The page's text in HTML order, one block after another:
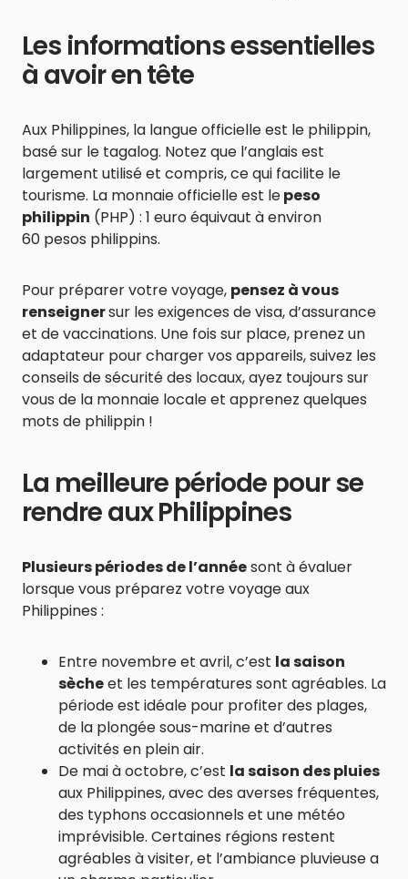
Les informations essentielles
à avoir en tête
Aux Philippines, la langue officielle est le philippin,
basé sur le tagalog. Notez que l’anglais est
largement utilisé et compris, ce qui facilite le
tourisme. La monnaie officielle est lepeso
philippin (PHP) : 1 euro ​équivaut à environ
60 pesos philippins.
Pour préparer votre voyage, pensez à vous
renseignersur les exigences de visa, d’assurance
et de vaccinations. Une fois sur place, prenez un
adaptateur pour charger vos appareils, suivez les
conseils de sécurité des locaux, ayez toujours sur
vous de la monnaie locale et apprenez quelques
mots de philippin !
La meilleure période pour se
rendre aux Philippines
Plusieurs périodes de l’annéesont à évaluer
lorsque vous préparez votre voyage aux
Philippines :
Entre novembre et avril, c’est la saison
sècheet les températures sont agréables. La
période est idéale pour profiter des plages,
de la plongée sous-marine et d’autres
activités en plein air.
De mai à octobre, c’est la saison des pluies
aux Philippines, avec des averses fréquentes,
des typhons occasionnels et une météo
imprévisible. Certaines régions restent
agréables à visiter, et l’ambiance pluvieuse a